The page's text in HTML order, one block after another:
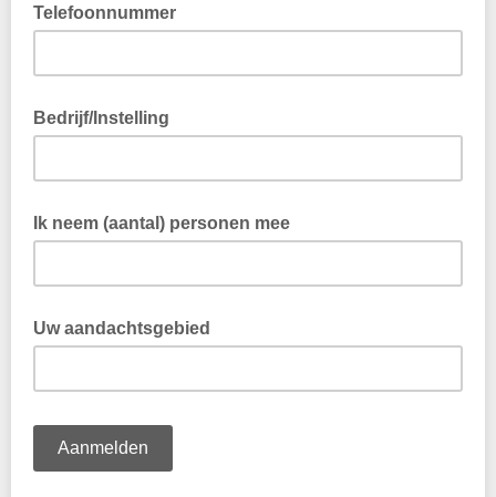
Telefoonnummer
Bedrijf/Instelling
Ik neem (aantal) personen mee
Uw aandachtsgebied